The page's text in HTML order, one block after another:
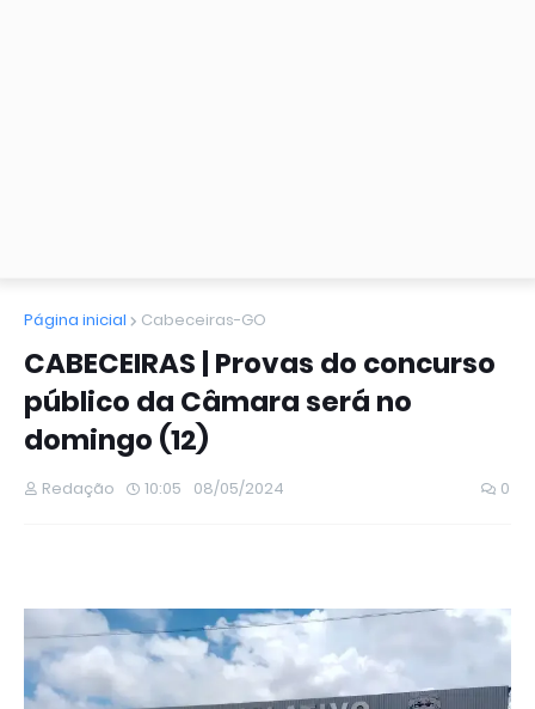
Página inicial Cabeceiras-GO
CABECEIRAS | Provas do concurso
público da Câmara será no
domingo (12)
Redação 10:05 08/05/2024 0